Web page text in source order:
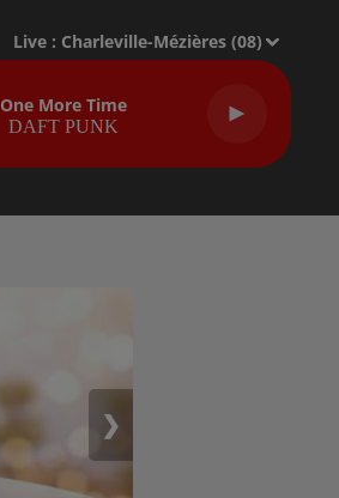
Live : Charleville-Mézières (08)
One More Time
DAFT PUNK
❯